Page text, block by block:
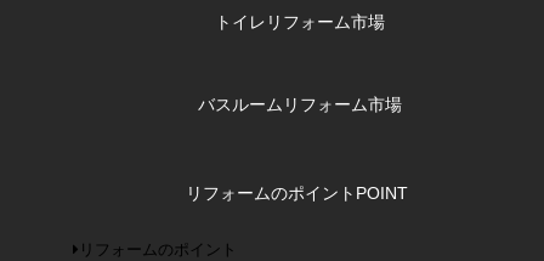
トイレリフォーム市場
バスルームリフォーム市場
リフォームのポイント POINT
リフォームのポイント